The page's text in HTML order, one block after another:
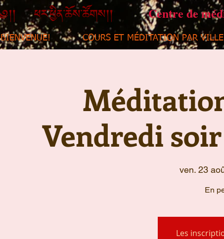
Centre de
BIENVENUE! COURS ET MÉDITATION PAR VILLE
Vendredi
ven. 23
En
Les